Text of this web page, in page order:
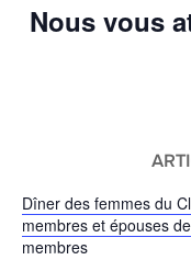
Nous vous
Dîner des femmes du
membres et épouses de
membres